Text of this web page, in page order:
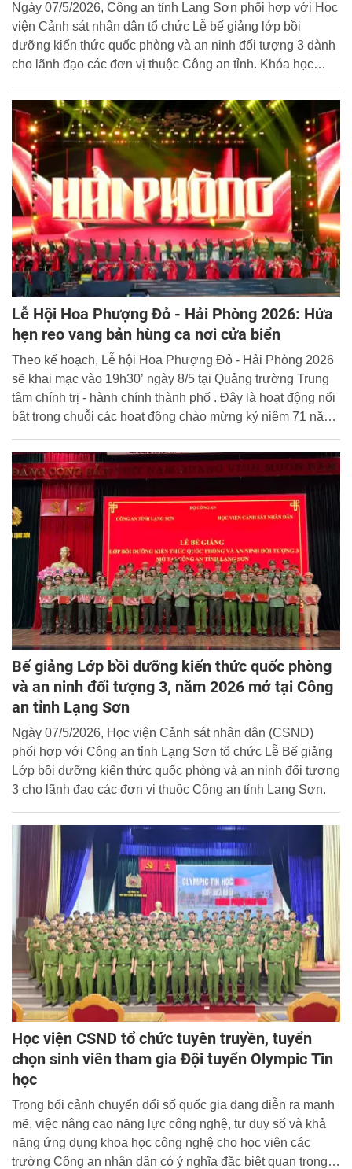
Ngày 07/5/2026, Công an tỉnh Lạng Sơn phối hợp với Học
viện Cảnh sát nhân dân tổ chức Lễ bế giảng lớp bồi
dưỡng kiến thức quốc phòng và an ninh đối tượng 3 dành
cho lãnh đạo các đơn vị thuộc Công an tỉnh. Khóa học
phòng và an ninh, góp phần nâng cao năng lực lãnh đạo,
chỉ huy, tham mưu và tổ chức thực hiện nhiệm vụ của đội
ngũ cán bộ trong tình hình mới.
Lễ Hội Hoa Phượng Đỏ - Hải Phòng 2026: Hứa
hẹn reo vang bản hùng ca nơi cửa biển
Theo kế hoạch, Lễ hội Hoa Phượng Đỏ - Hải Phòng 2026
sẽ khai mạc vào 19h30’ ngày 8/5 tại Quảng trường Trung
tâm chính trị - hành chính thành phố . Đây là hoạt động nổi
bật trong chuỗi các hoạt động chào mừng kỷ niệm 71 năm
Bế giảng Lớp bồi dưỡng kiến thức quốc phòng
và an ninh đối tượng 3, năm 2026 mở tại Công
an tỉnh Lạng Sơn
Ngày 07/5/2026, Học viện Cảnh sát nhân dân (CSND)
phối hợp với Công an tỉnh Lạng Sơn tổ chức Lễ Bế giảng
Lớp bồi dưỡng kiến thức quốc phòng và an ninh đối tượng
3 cho lãnh đạo các đơn vị thuộc Công an tỉnh Lạng Sơn.
Học viện CSND tổ chức tuyên truyền, tuyển
chọn sinh viên tham gia Đội tuyển Olympic Tin
học
Trong bối cảnh chuyển đổi số quốc gia đang diễn ra mạnh
mẽ, việc nâng cao năng lực công nghệ, tư duy số và khả
năng ứng dụng khoa học công nghệ cho học viên các
trường Công an nhân dân có ý nghĩa đặc biệt quan trọng.